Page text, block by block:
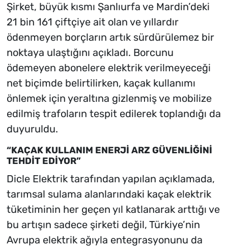
Şirket, büyük kısmı Şanlıurfa ve Mardin’deki
21 bin 161 çiftçiye ait olan ve yıllardır
ödenmeyen borçların artık sürdürülemez bir
noktaya ulaştığını açıkladı. Borcunu
ödemeyen abonelere elektrik verilmeyeceği
net biçimde belirtilirken, kaçak kullanımı
önlemek için yeraltına gizlenmiş ve mobilize
edilmiş trafoların tespit edilerek toplandığı da
duyuruldu.
“KAÇAK KULLANIM ENERJİ ARZ GÜVENLİĞİNİ
TEHDİT EDİYOR”
Dicle Elektrik tarafından yapılan açıklamada,
tarımsal sulama alanlarındaki kaçak elektrik
tüketiminin her geçen yıl katlanarak arttığı ve
bu artışın sadece şirketi değil, Türkiye’nin
Avrupa elektrik ağıyla entegrasyonunu da